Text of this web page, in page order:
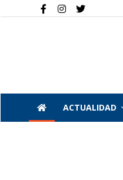
ACTUALIDAD